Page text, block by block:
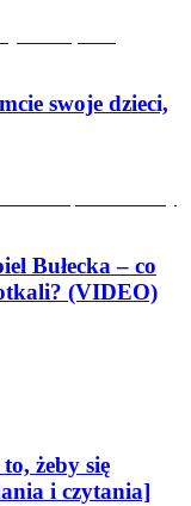
swoje dzieci,
Bułecka – co
(VIDEO)
żeby się
i czytania]